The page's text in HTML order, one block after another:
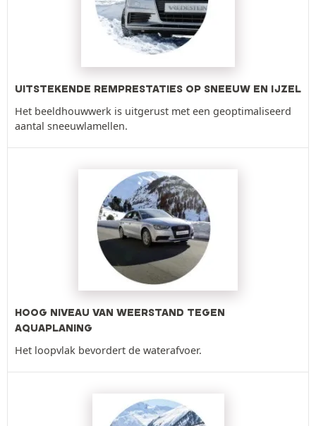
UITSTEKENDE REMPRESTATIES OP SNEEUW EN IJZEL
Het beeldhouwwerk is uitgerust met een geoptimaliseerd
aantal sneeuwlamellen.
HOOG NIVEAU VAN WEERSTAND TEGEN
AQUAPLANING
Het loopvlak bevordert de waterafvoer.